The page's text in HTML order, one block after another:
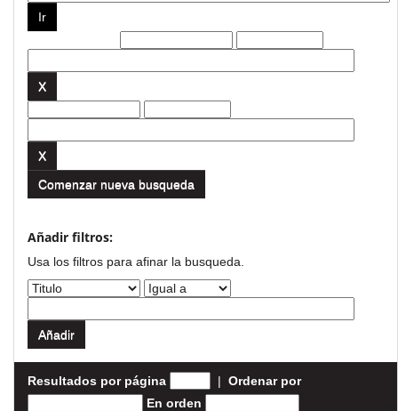
Comenzar nueva busqueda
Añadir filtros:
Usa los filtros para afinar la busqueda.
Resultados por página | Ordenar por
En orden